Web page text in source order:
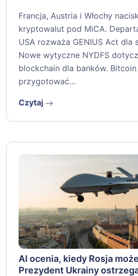
Francja, Austria i Włochy
kryptowalut pod MiCA.
USA rozważa GENIUS Act dla
Nowe wytyczne NYDFS
blockchain dla banków.
przygotować…
Czytaj
AI ocenia, kiedy Rosja
Prezydent Ukrainy